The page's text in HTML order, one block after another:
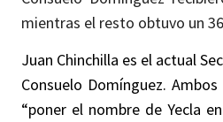
mientras el resto obtuvo un
Juan Chinchilla es el actual
Consuelo Domínguez.
“poner el nombre de Yecla